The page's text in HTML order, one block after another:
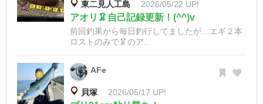
東二見人工島 2026/05/22 UP!
アオリ🦑自己記録更新！(^^)v
前回釣果から毎日釣行してましたが…エギ２本
ロストのみで🦑のア...
AFe
貝塚 2026/05/17 UP!